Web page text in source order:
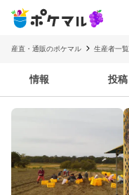
産直・通販のポケマル 生産者一覧
情報 投稿